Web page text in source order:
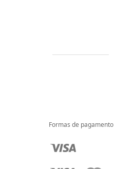
Formas de pagamento